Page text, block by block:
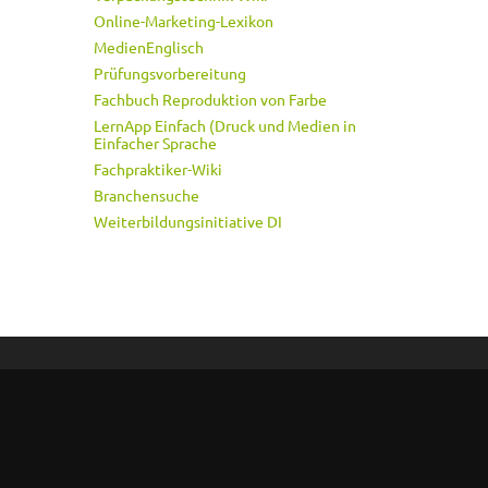
Online-Marketing-Lexikon
MedienEnglisch
Prüfungsvorbereitung
Fachbuch Reproduktion von Farbe
LernApp Einfach (Druck und Medien in
Einfacher Sprache
Fachpraktiker-Wiki
Branchensuche
Weiterbildungsinitiative DI